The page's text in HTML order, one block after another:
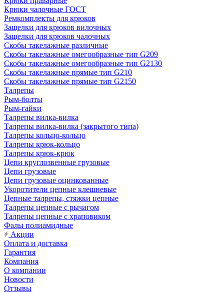
Крюки чалочные ГОСТ
Ремкомплекты для крюков
Защелки для крюков вилочных
Защелки для крюков чалочных
Скобы такелажные различные
Скобы такелажные омегообразные тип G209
Скобы такелажные омегообразные тип G2130
Скобы такелажные прямые тип G210
Скобы такелажные прямые тип G2150
Талрепы
Рым-болты
Рым-гайки
Талрепы вилка-вилка
Талрепы вилка-вилка (закрытого типа)
Талрепы кольцо-кольцо
Талрепы крюк-кольцо
Талрепы крюк-крюк
Цепи круглозвенные грузовые
Цепи грузовые
Цепи грузовые оцинкованные
Укоротители цепные клешневые
Цепные талрепы, стяжки цепные
Талрепы цепные с рычагом
Талрепы цепные с храповиком
Фалы полиамидные
Акции
Оплата и доставка
Гарантия
Компания
О компании
Новости
Отзывы